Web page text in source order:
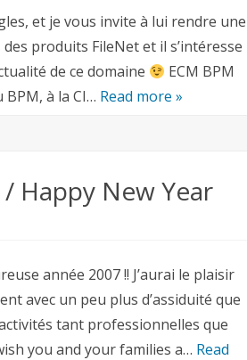
et je vous invite à lui rendre une
produits FileNet et il s’intéresse
de ce domaine
ECM BPM
BPM, à la CI… Read more »
Happy New Year
Year
année 2007 !! J’aurai le plaisir
avec un peu plus d’assiduité que
tant professionnelles que
you and your families a… Read